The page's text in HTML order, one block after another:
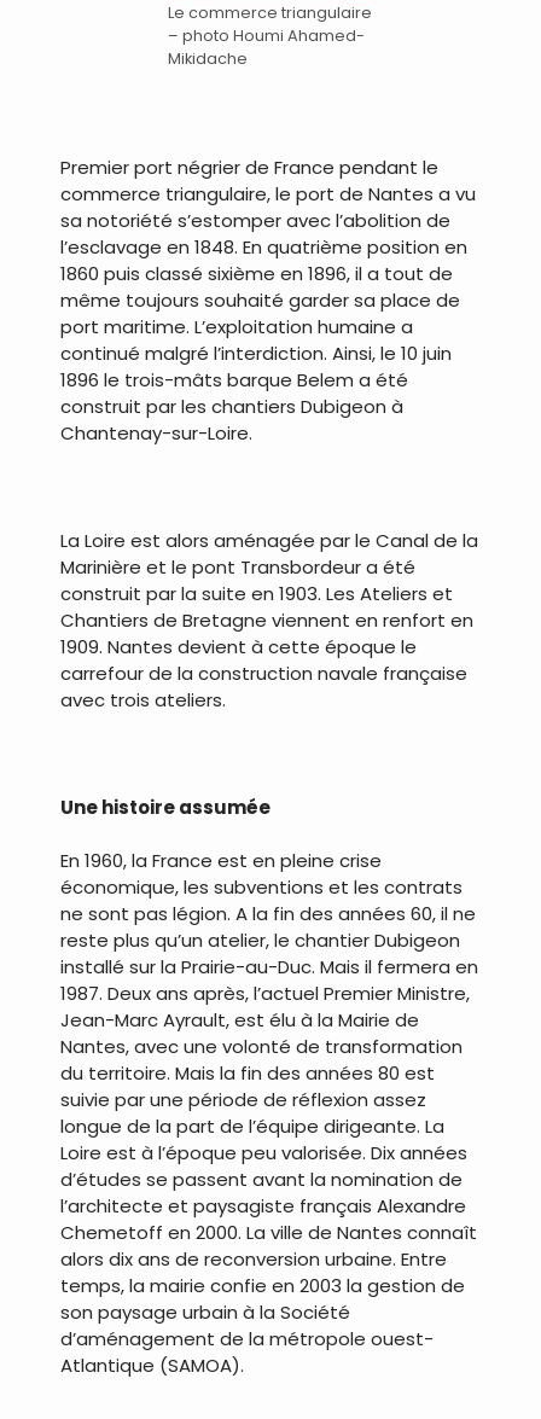
Le commerce triangulaire
– photo Houmi Ahamed-
Mikidache
Premier port négrier de France pendant le
commerce triangulaire, le port de Nantes a vu
sa notoriété s’estomper avec l’abolition de
l’esclavage en 1848. En quatrième position en
1860 puis classé sixième en 1896, il a tout de
même toujours souhaité garder sa place de
port maritime. L’exploitation humaine a
continué malgré l’interdiction. Ainsi, le 10 juin
1896 le trois-mâts barque Belem a été
construit par les chantiers Dubigeon à
Chantenay-sur-Loire.
La Loire est alors aménagée par le Canal de la
Marinière et le pont Transbordeur a été
construit par la suite en 1903. Les Ateliers et
Chantiers de Bretagne viennent en renfort en
1909. Nantes devient à cette époque le
carrefour de la construction navale française
avec trois ateliers.
Une histoire assumée
En 1960, la France est en pleine crise
économique, les subventions et les contrats
ne sont pas légion. A la fin des années 60, il ne
reste plus qu’un atelier, le chantier Dubigeon
installé sur la Prairie-au-Duc. Mais il fermera en
1987. Deux ans après, l’actuel Premier Ministre,
Jean-Marc Ayrault, est élu à la Mairie de
Nantes, avec une volonté de transformation
du territoire. Mais la fin des années 80 est
suivie par une période de réflexion assez
longue de la part de l’équipe dirigeante. La
Loire est à l’époque peu valorisée. Dix années
d’études se passent avant la nomination de
l’architecte et paysagiste français Alexandre
Chemetoff en 2000. La ville de Nantes connaît
alors dix ans de reconversion urbaine. Entre
temps, la mairie confie en 2003 la gestion de
son paysage urbain à la Société
d’aménagement de la métropole ouest-
Atlantique (SAMOA).